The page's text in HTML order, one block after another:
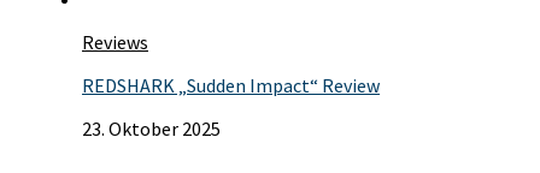
Reviews
REDSHARK „Sudden Impact“ Review
23. Oktober 2025